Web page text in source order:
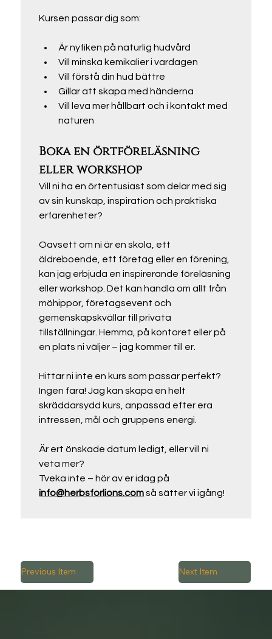
Kursen passar dig som:
Är nyfiken på naturlig hudvård
Vill minska kemikalier i vardagen
Vill förstå din hud bättre
Gillar att skapa med händerna
Vill leva mer hållbart och i kontakt med
naturen
Boka en örtföreläsning
eller workshop
Vill ni ha en örtentusiast som delar med sig
av sin kunskap, inspiration och praktiska
erfarenheter?
Oavsett om ni är en skola, ett
äldreboende, ett företag eller en förening,
kan jag erbjuda en inspirerande föreläsning
eller workshop. Det kan handla om allt från
möhippor, företagsevent och
gemenskapskvällar till privata
tillställningar. Hemma, på kontoret eller på
en plats ni väljer – jag kommer till er.
Hittar ni inte en kurs som passar perfekt?
Ingen fara! Jag kan skapa en helt
skräddarsydd kurs, anpassad efter era
intressen, mål och gruppens energi.
Är ert önskade datum ledigt, eller vill ni
veta mer?
Tveka inte – hör av er idag på
info@herbsforlions.com så sätter vi igång!
Previous Item Next Item